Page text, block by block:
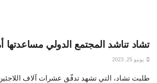
تشاد تناشد المجتمع الدولي مساعدتها
يونيو 25, 2023
طلبت تشاد، التي تشهد تدفّق عشرات آلاف